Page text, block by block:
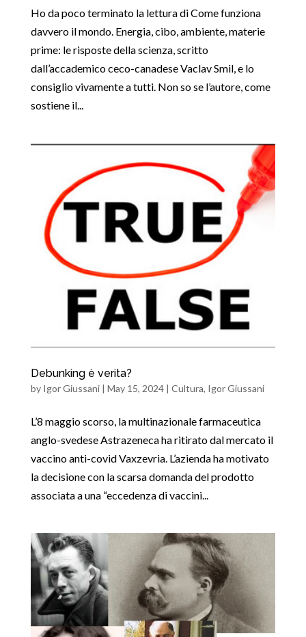
Ho da poco terminato la lettura di Come funziona
davvero il mondo. Energia, cibo, ambiente, materie
prime: le risposte della scienza, scritto
dall’accademico ceco-canadese Vaclav Smil, e lo
consiglio vivamente a tutti. Non so se l’autore, come
sostiene il...
Debunking è verita?
by Igor Giussani| May 15, 2024| Cultura, Igor Giussani
L’8 maggio scorso, la multinazionale farmaceutica
anglo-svedese Astrazeneca ha ritirato dal mercato il
vaccino anti-covid Vaxzevria. L’azienda ha motivato
la decisione con la scarsa domanda del prodotto
associata a una “eccedenza di vaccini...